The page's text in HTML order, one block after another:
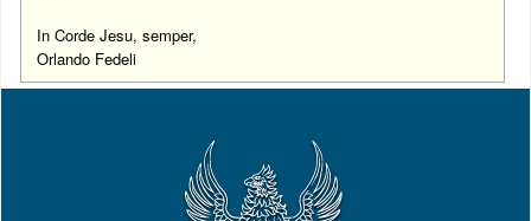
In Corde Jesu, semper,
Orlando Fedeli